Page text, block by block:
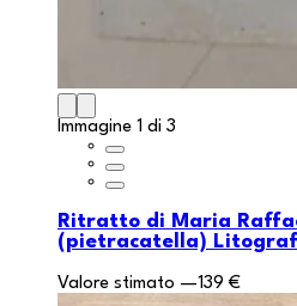
Immagine 1 di 3
Ritratto di Maria
(pietracatella)
Valore stimato —139 €